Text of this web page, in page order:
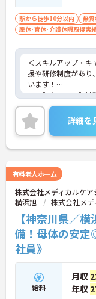
駅から徒歩10分以内 無
産休･育休･介護休暇取得実
＜スキルアップ・キ
援や研修制度があり
います！
＜夜勤なしの日勤勤
理なく働けます。
＜寄り添ったケアの
ったサービスの提供
るような人材育成に
ご興味のある方には
詳細を
有料老人ホーム
株式会社メディカルケ
横浜旭
株式会社メ
【神奈川県／
備！母体の安
社員》
給料
月収
年収